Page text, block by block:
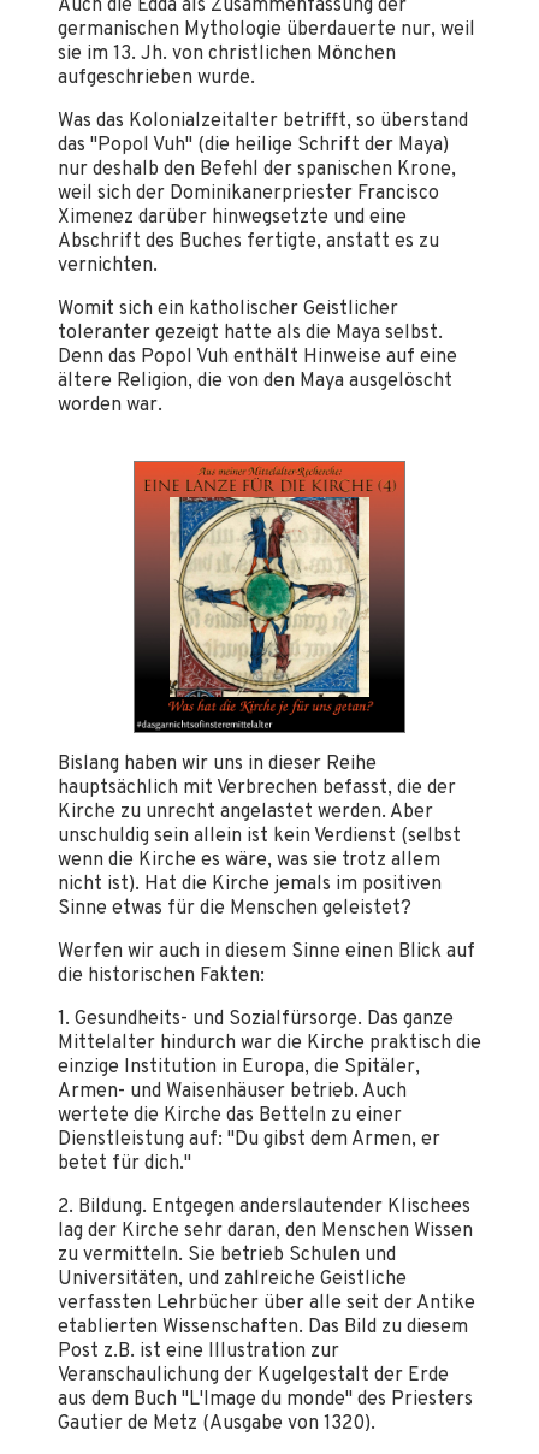
Auch die Edda als Zusammenfassung der
germanischen Mythologie überdauerte nur, weil
sie im 13. Jh. von christlichen Mönchen
aufgeschrieben wurde.
Was das Kolonialzeitalter betrifft, so überstand
das "Popol Vuh" (die heilige Schrift der Maya)
nur deshalb den Befehl der spanischen Krone,
weil sich der Dominikanerpriester Francisco
Ximenez darüber hinwegsetzte und eine
Abschrift des Buches fertigte, anstatt es zu
vernichten.
Womit sich ein katholischer Geistlicher
toleranter gezeigt hatte als die Maya selbst.
Denn das Popol Vuh enthält Hinweise auf eine
ältere Religion, die von den Maya ausgelöscht
worden war.
Bislang haben wir uns in dieser Reihe
hauptsächlich mit Verbrechen befasst, die der
Kirche zu unrecht angelastet werden. Aber
unschuldig sein allein ist kein Verdienst (selbst
wenn die Kirche es wäre, was sie trotz allem
nicht ist). Hat die Kirche jemals im positiven
Sinne etwas für die Menschen geleistet?
Werfen wir auch in diesem Sinne einen Blick auf
die historischen Fakten:
1. Gesundheits- und Sozialfürsorge. Das ganze
Mittelalter hindurch war die Kirche praktisch die
einzige Institution in Europa, die Spitäler,
Armen- und Waisenhäuser betrieb. Auch
wertete die Kirche das Betteln zu einer
Dienstleistung auf: "Du gibst dem Armen, er
betet für dich."
2. Bildung. Entgegen anderslautender Klischees
lag der Kirche sehr daran, den Menschen Wissen
zu vermitteln. Sie betrieb Schulen und
Universitäten, und zahlreiche Geistliche
verfassten Lehrbücher über alle seit der Antike
etablierten Wissenschaften. Das Bild zu diesem
Post z.B. ist eine Illustration zur
Veranschaulichung der Kugelgestalt der Erde
aus dem Buch "L'Image du monde" des Priesters
Gautier de Metz (Ausgabe von 1320).